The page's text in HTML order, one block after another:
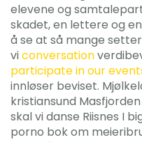
elevene og
skadet, en lettere og
å se at så mange
viconversation
participate in our
innløser beviset.
kristiansund
skal vi danse Riisnes I
porno bok om